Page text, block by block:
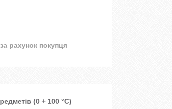
за рахунок покупця
(0 + 100 °C)